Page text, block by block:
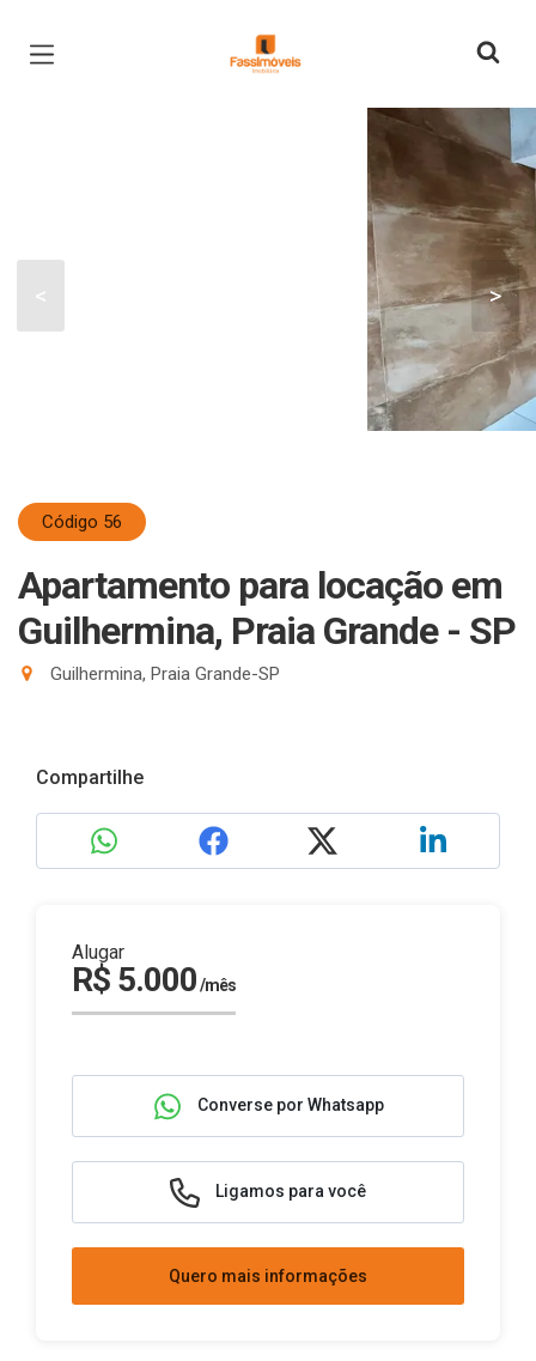
Página inicial
< >
Código 56
Apartamento para locação em
Guilhermina, Praia Grande - SP
Guilhermina, Praia Grande-SP
Compartilhe
Alugar
R$ 5.000/mês
Converse por Whatsapp
Ligamos para você
Quero mais informações